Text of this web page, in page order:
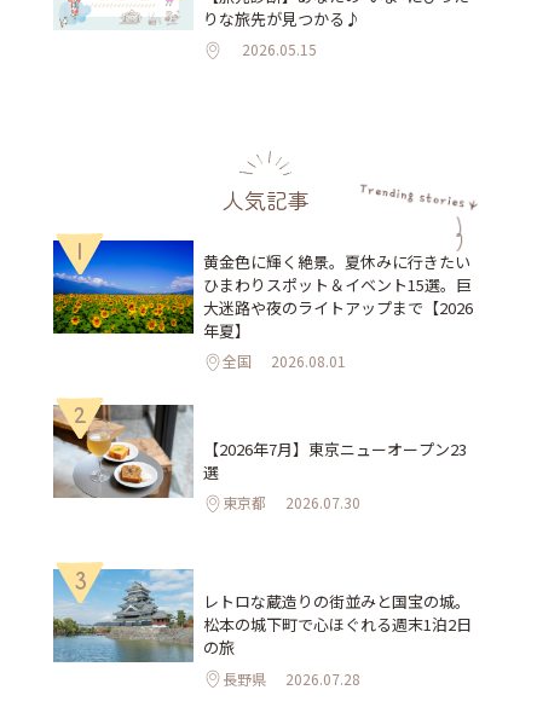
りな旅先が見つかる♪
2026.05.15
人気記事
1
黄金色に輝く絶景。夏休みに行きたい
ひまわりスポット＆イベント15選。巨
大迷路や夜のライトアップまで【2026
年夏】
全国 2026.08.01
2
【2026年7月】東京ニューオープン23
選
東京都 2026.07.30
3
レトロな蔵造りの街並みと国宝の城。
松本の城下町で心ほぐれる週末1泊2日
の旅
長野県 2026.07.28